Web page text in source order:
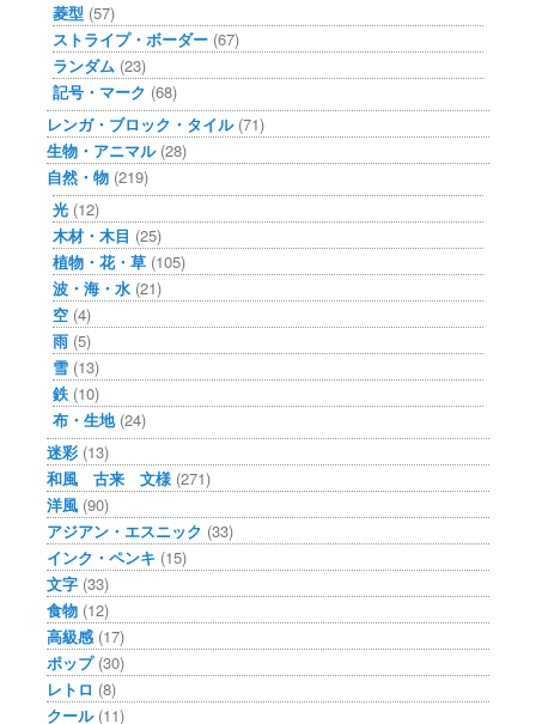
菱型 (57)
ストライプ・ボーダー (67)
ランダム (23)
記号・マーク (68)
レンガ・ブロック・タイル(71)
生物・アニマル(28)
自然・物 (219)
光 (12)
木材・木目 (25)
植物・花・草 (105)
波・海・水 (21)
空 (4)
雨 (5)
雪 (13)
鉄 (10)
布・生地(24)
迷彩 (13)
和風 古来 文様 (271)
洋風 (90)
アジアン・エスニック (33)
インク・ペンキ (15)
文字 (33)
食物 (12)
高級感 (17)
ポップ(30)
レトロ (8)
クール(11)